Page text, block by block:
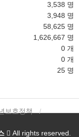
3,538 명
3,948 명
58,625 명
1,626,667 명
0 개
0 개
25 명
보호정책
All rights reserved.